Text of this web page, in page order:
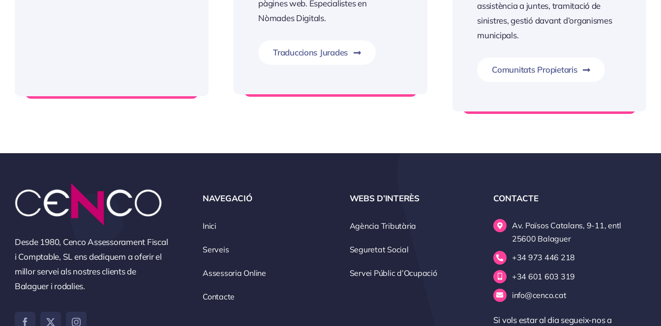
pàgines web. Especialistes en
Nòmades Digitals.
Traduccions Jurades
assistència a juntes, tramitació de
sinistres, gestió davant d’organismes
municipals.
Comunitats Propietaris
Desde 1980, Cenco Assessorament Fiscal
i Comptable, SL ens dediquem a oferir el
millor servei als nostres clients de
Balaguer i rodalies.
NAVEGACIÓ
Inici
Serveis
Assessoria Online
Contacte
WEBS D’INTERÈS
Agència Tributària
Seguretat Social
Servei Públic d’Ocupació
CONTACTE
Av. Països Catalans, 9-11, entl
25600 Balaguer
+34 973 446 218
+34 601 603 319
info@cenco.cat
Si vols estar al dia segueix-nos a